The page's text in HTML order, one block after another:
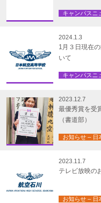
キャンパスニ
2024.1.3
1月３日現在
いて
キャンパスニ
2023.12.7
最優秀賞を受
（書道部）
お知らせ – 日
2023.11.7
テレビ放映の
お知らせ – 日